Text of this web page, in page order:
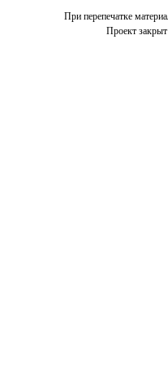
При перепечатке
Проект закрыт